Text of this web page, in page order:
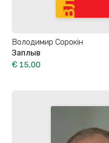
Володимир Сорокін
Заплыв
€ 15,00